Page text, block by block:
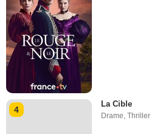
4
La Cible
Drame ,Thriller